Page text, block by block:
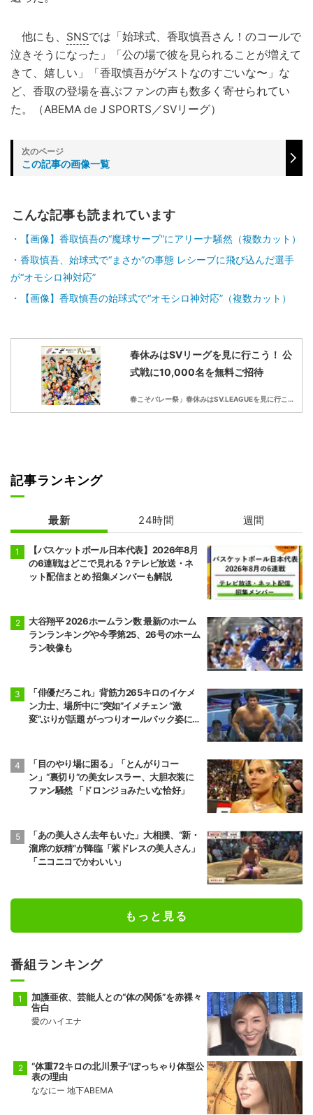
他にも、 SNSでは「始球式、香取慎吾さん！のコールで
泣きそうになった」「公の場で彼を見られることが増えて
きて、嬉しい」「香取慎吾がゲストなのすごいな〜」な
ど、香取の登場を喜ぶファンの声も数多く寄せられてい
た。（ABEMA de J SPORTS／SVリーグ）
この記事の画像一覧
こんな記事も読まれています
【画像】香取慎吾の“魔球サーブ”にアリーナ騒然（複数カット）
香取慎吾、始球式で“まさか”の事態 レシーブに飛び込んだ選手
が“オモシロ神対応”
【画像】香取慎吾の始球式で“オモシロ神対応”（複数カット）
春休みはSVリーグを見に行こう！ 公
式戦に10,000名を無料ご招待
春こそバレー祭」春休みはSV.LEAGUEを見に行こう！
記事ランキング
最新 24時間 週間
【バスケットボール日本代表】2026年8月
の6連戦はどこで見れる？テレビ放送・ネ
ット配信まとめ 招集メンバーも解説
大谷翔平 2026ホームラン数 最新のホーム
ランランキングや今季第25、26号のホーム
ラン映像も
「俳優だろこれ」背筋力265キロのイケメ
ン力士、場所中に“突如”イメチェン “激
変”ぶりが話題 がっつりオールバック姿に
「目のやり場に困る」「とんがりコー
ン」“裏切り”の美女レスラー、大胆衣装に
ファン騒然 「ドロンジョみたいな恰好」
「あの美人さん去年もいた」大相撲、“新・
溜席の妖精”が降臨「紫ドレスの美人さん」
「ニコニコでかわいい」
もっと見る
番組ランキング
加護亜依、芸能人との“体の関係”を赤裸々
告白
愛のハイエナ
“体重72キロの北川景子”ぽっちゃり体型公
表の理由
ななにー 地下ABEMA